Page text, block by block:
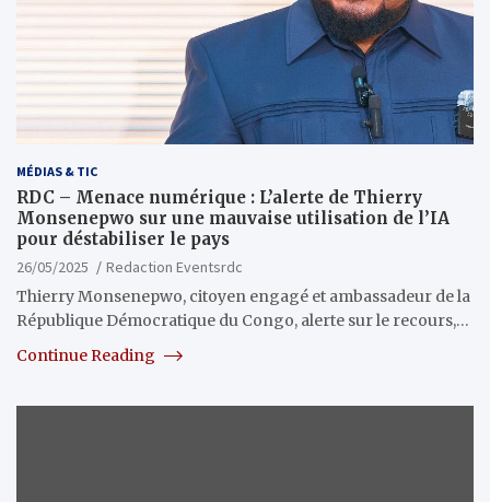
MÉDIAS & TIC
RDC – Menace numérique : L’alerte de Thierry
Monsenepwo sur une mauvaise utilisation de l’IA
pour déstabiliser le pays
26/05/2025
Redaction Eventsrdc
Thierry Monsenepwo, citoyen engagé et ambassadeur de la
République Démocratique du Congo, alerte sur le recours,…
Continue Reading